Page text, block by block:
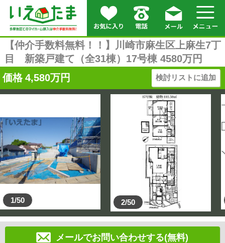
【仲介手数料無料！！】川崎市麻生区上麻生7丁
目 新築戸建て（全31棟）17号棟 4580万円
価格 4,580万円 検討リストに追加
1/50 2/50
メールでお問い合わせする(無料)